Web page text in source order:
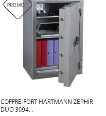
PROMO !
COFFRE-FORT HARTMANN ZEPHIR
DUO 3094...